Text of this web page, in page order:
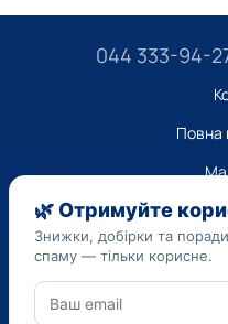
044 333-94-
Повна
Код
Дата
Наведена на сайті